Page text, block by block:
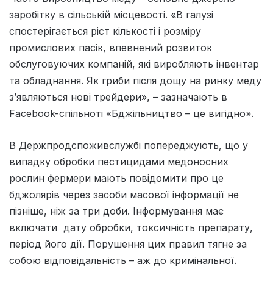
заробітку в сільській місцевості. «В галузі
спостерігається ріст кількості і розміру
промислових пасік, впевнений розвиток
обслуговуючих компаній, які виробляють інвентар
та обладнання. Як гриби після дощу на ринку меду
з’являються нові трейдери», – зазначають в
Facebook-спільноті «Бджільництво – це вигідно».
В Держпродспоживслужбі попереджують, що у
випадку обробки пестицидами медоносних
рослин фермери мають повідомити про це
бджолярів через засоби масової інформації не
пізніше, ніж за три доби. Інформування має
включати дату обробки, токсичність препарату,
період його дії. Порушення цих правил тягне за
собою відповідальність – аж до кримінальної.